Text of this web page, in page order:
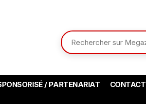
/ PARTENARIAT CONTACT